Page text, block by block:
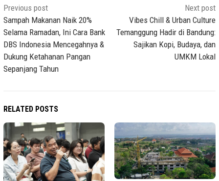
Post
navigation
Previous post
Sampah Makanan Naik 20%
Selama Ramadan, Ini Cara Bank
DBS Indonesia Mencegahnya &
Dukung Ketahanan Pangan
Sepanjang Tahun
Next post
Vibes Chill & Urban Culture
Temanggung Hadir di Bandung:
Sajikan Kopi, Budaya, dan
UMKM Lokal
RELATED POSTS